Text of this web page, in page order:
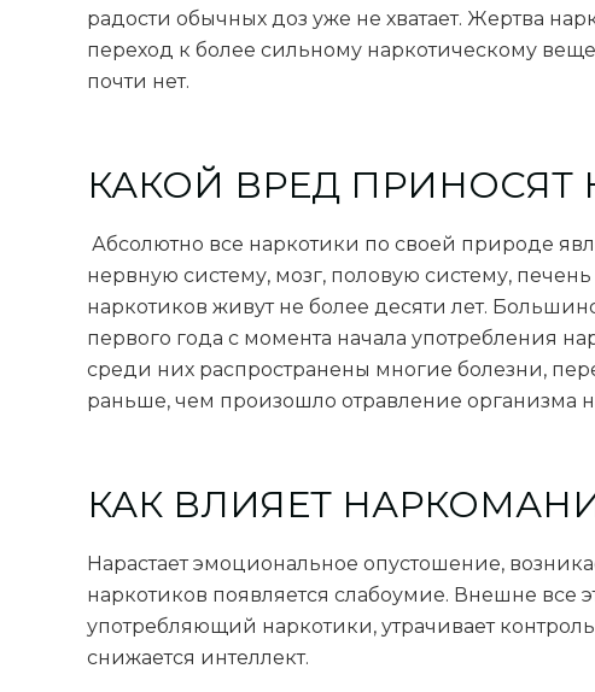
радости обычных доз уже не хватает. Жертва
переход к более сильному наркотическому
почти нет.
КАКОЙ ВРЕД ПРИНОСЯТ
Абсолютно все наркотики по своей природе
нервную систему, мозг, половую систему,
наркотиков живут не более десяти лет.
первого года с момента начала употребления
среди них распространены многие болезни,
раньше, чем произошло отравление организма
КАК ВЛИЯЕТ
Нарастает эмоциональное опустошение,
наркотиков появляется слабоумие. Внешне все
употребляющий наркотики, утрачивает
снижается интеллект.